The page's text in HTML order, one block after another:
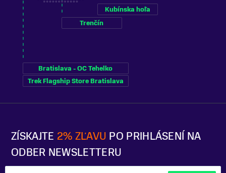
ZÍSKAJTE 2% ZĽAVU PO PRIHLÁSENÍ NA
ODBER NEWSLETTERU
Bratislava - OC Tehelko
Trek Flagship Store Bratislava
Trenčín
Kubínska hoľa